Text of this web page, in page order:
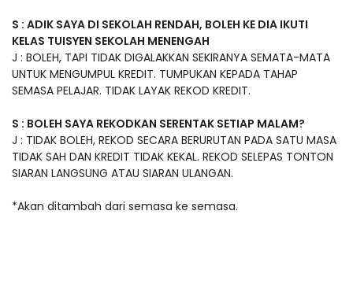
S : ADIK SAYA DI SEKOLAH RENDAH, BOLEH KE DIA IKUTI
KELAS TUISYEN SEKOLAH MENENGAH
J : BOLEH, TAPI TIDAK DIGALAKKAN SEKIRANYA SEMATA-MATA
UNTUK MENGUMPUL KREDIT. TUMPUKAN KEPADA TAHAP
SEMASA PELAJAR. TIDAK LAYAK REKOD KREDIT.
S : BOLEH SAYA REKODKAN SERENTAK SETIAP MALAM?
J : TIDAK BOLEH, REKOD SECARA BERURUTAN PADA SATU MASA
TIDAK SAH DAN KREDIT TIDAK KEKAL. REKOD SELEPAS TONTON
SIARAN LANGSUNG ATAU SIARAN ULANGAN.
*Akan ditambah dari semasa ke semasa.